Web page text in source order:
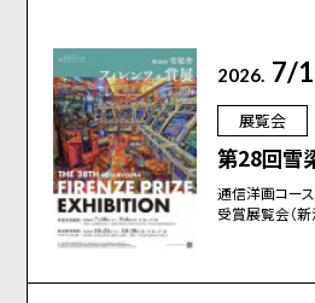
2026. 7/
展覧会
第28回雪
通信洋画コー
受賞展覧会（新